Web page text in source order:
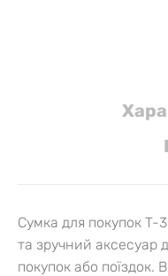
Сумка для покупок
та зручний аксесуар
покупок або поїздок.